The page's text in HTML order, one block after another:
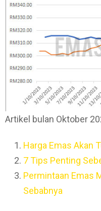
Artikel bulan Oktober
Harga Emas Akan
7 Tips Penting
Permintaan Emas
Sebabnya